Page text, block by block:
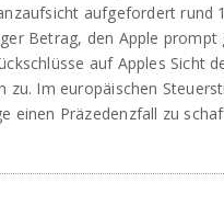
aufgefordert rund
Betrag, den Apple
auf Apples Sicht
zu. Im europäischen
einen Präzedenzfall zu